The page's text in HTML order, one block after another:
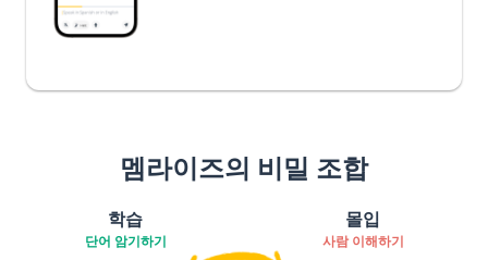
멤라이즈의 비밀 조합
학습
단어 암기하기
몰입
사람 이해하기